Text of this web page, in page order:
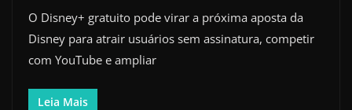
O Disney+ gratuito pode virar a próxima aposta da
Disney para atrair usuários sem assinatura, competir
com YouTube e ampliar
Leia Mais